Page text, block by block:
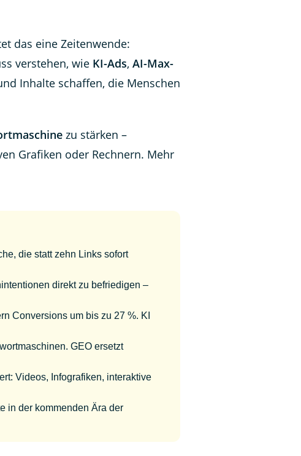
das eine Zeitenwende:
verstehen, wie KI-Ads, AI-Max-
Inhalte schaffen, die Menschen
zu stärken –
Grafiken oder Rechnern. Mehr
die statt zehn Links sofort
direkt zu befriedigen –
Conversions um bis zu 27 %. KI
GEO ersetzt
Videos, Infografiken, interaktive
in der kommenden Ära der